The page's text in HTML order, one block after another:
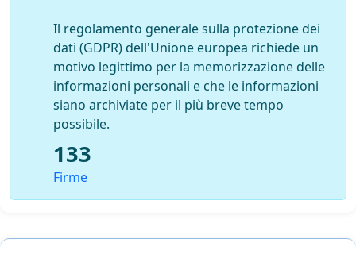
Il regolamento generale sulla protezione dei
dati (GDPR) dell'Unione europea richiede un
motivo legittimo per la memorizzazione delle
informazioni personali e che le informazioni
siano archiviate per il più breve tempo
possibile.
133
Firme